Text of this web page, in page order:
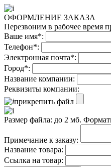
ОФОРМЛЕНИЕ ЗАКАЗА
Перезвоним в рабочее время
Ваше имя*:
Телефон*:
Электронная почта*:
Город*:
Название компании:
Реквизиты компании:
прикрепить файл
Размер файла: до 2 мб.
Примечание к заказу:
Название товара:
Ссылка на товар: